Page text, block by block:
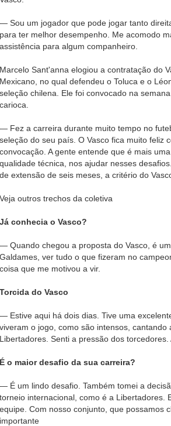
— Sou um jogador que pode jogar tanto
para ter melhor desempenho. Me acomodo
assistência para algum companheiro.
Marcelo Sant'anna elogiou a contratação do
Mexicano, no qual defendeu o Toluca e o
seleção chilena. Ele foi convocado na
carioca.
— Fez a carreira durante muito tempo no
seleção do seu país. O Vasco fica muito feliz
convocação. A gente entende que é mais
qualidade técnica, nos ajudar nesses
de extensão de seis meses, a critério do
Veja outros trechos da coletiva
Já conhecia o Vasco?
— Quando chegou a proposta do Vasco, é
Galdames, ver tudo o que fizeram no
coisa que me motivou a vir.
Torcida do Vasco
— Estive aqui há dois dias. Tive uma
viveram o jogo, como são intensos,
Libertadores. Senti a pressão dos
É o maior desafio da sua carreira?
— É um lindo desafio. Também tomei a
torneio internacional, como é a Libertadores.
equipe. Com nosso conjunto, que possamos
importante